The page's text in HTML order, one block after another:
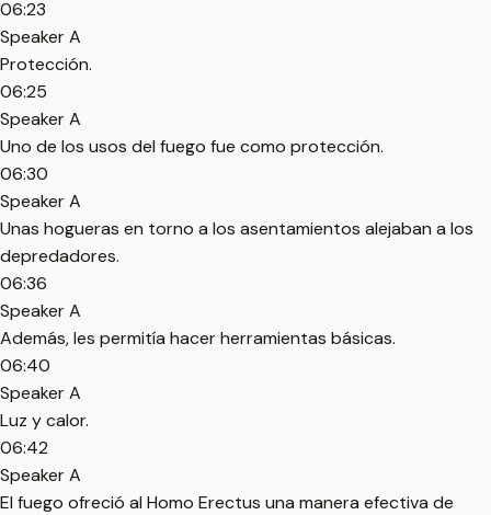
06:23
Speaker A
Protección.
06:25
Speaker A
Uno de los usos del fuego fue como protección.
06:30
Speaker A
Unas hogueras en torno a los asentamientos alejaban a los
depredadores.
06:36
Speaker A
Además, les permitía hacer herramientas básicas.
06:40
Speaker A
Luz y calor.
06:42
Speaker A
El fuego ofreció al Homo Erectus una manera efectiva de